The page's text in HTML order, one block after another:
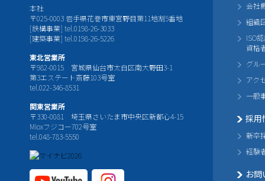
本社
〒025-0003 岩手県花巻市東宮野目第11地割5番地
[鉄構事業] tel.0198-26-3033
[建築事業] tel.0198-26-5226
東北営業所
〒982-0015 宮城県仙台市太白区南大野田3-1
第3エステート斎藤103号室
tel.022-346-8531
関東営業所
〒330-0081 埼玉県さいたま市中央区新都心4-15
Mioxフジコー702号室
tel.048-783-5550
会社
組織
ISO
資格
グル
アク
一般
採用
新卒
経験
お